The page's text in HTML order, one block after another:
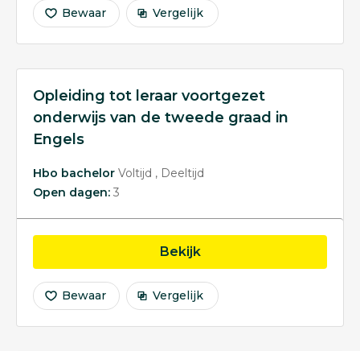
Bewaar Vergelijk
Opleiding tot leraar voortgezet
onderwijs van de tweede graad in
Engels
Hbo bachelor Voltijd
Deeltijd
Open dagen: 3
Bekijkopleiding Opleiding tot
Bewaar Vergelijk